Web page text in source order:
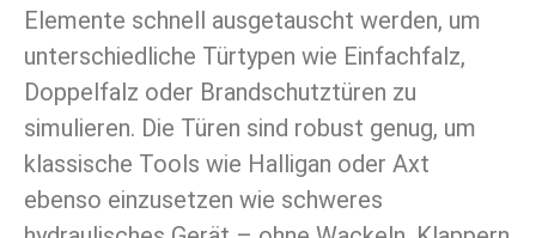
Elemente schnell ausgetauscht werden, um
unterschiedliche Türtypen wie Einfachfalz,
Doppelfalz oder Brandschutztüren zu
simulieren. Die Türen sind robust genug, um
klassische Tools wie Halligan oder Axt
ebenso einzusetzen wie schweres